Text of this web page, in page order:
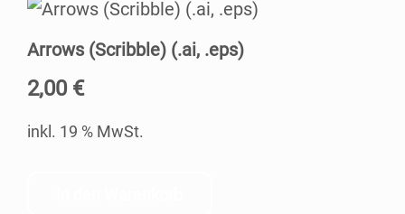
Arrows (Scribb­le) (.ai, .eps)
2,00 €
inkl. 19 % MwSt.